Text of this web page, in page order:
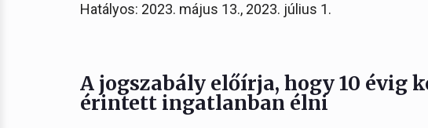
Hatályos: 2023. május 13., 2023. július 1.
A jogszabály előírja, hogy 10 évig
érintett ingatlanban élni